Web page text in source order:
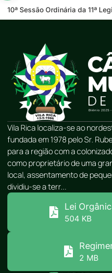
10ª Sessão Ordinária da 11ª
Vila Rica localiza-se ao
fundada em 1978 pelo Sr.
para a região com a
como proprietário de uma
local, assentamento de
dividiu-se a terr...
Lei
504 KB
2 MB